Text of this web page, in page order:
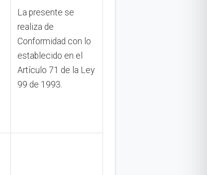
La presente se
realiza de
Conformidad con lo
establecido en el
Artículo 71 de la Ley
99 de 1993.